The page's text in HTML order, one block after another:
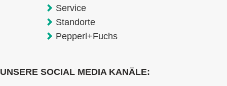
Service
Standorte
Pepperl+Fuchs
UNSERE SOCIAL MEDIA KANÄLE: